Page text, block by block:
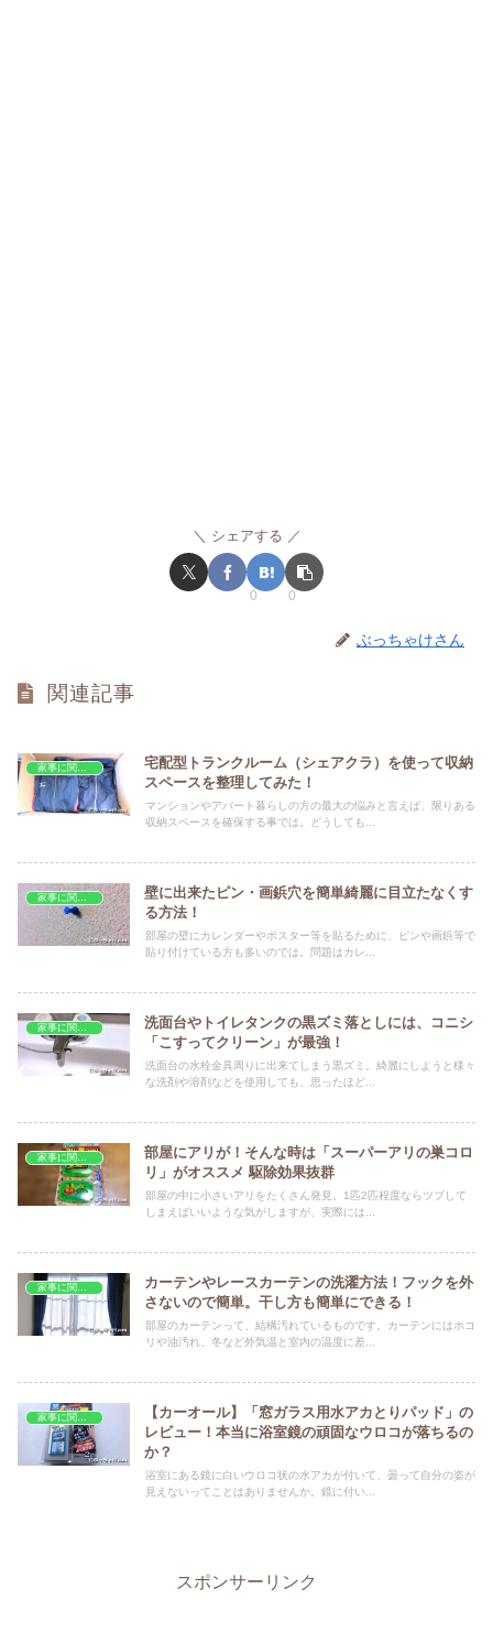
シェアする
0 0
ぶっちゃけさん
関連記事
家事に関する事
宅配型トランクルーム（シェアクラ）を使って収納
スペースを整理してみた！
マンションやアパート暮らしの方の最大の悩みと言えば、限りある
収納スペースを確保する事では。どうしても...
家事に関する事
壁に出来たピン・画鋲穴を簡単綺麗に目立たなくす
る方法！
部屋の壁にカレンダーやポスター等を貼るために、ピンや画鋲等で
貼り付けている方も多いのでは。問題はカレ...
家事に関する事
洗面台やトイレタンクの黒ズミ落としには、コニシ
「こすってクリーン」が最強！
洗面台の水栓金具周りに出来てしまう黒ズミ。綺麗にしようと様々
な洗剤や溶剤などを使用しても、思ったほど...
家事に関する事
部屋にアリが！そんな時は「スーパーアリの巣コロ
リ」がオススメ 駆除効果抜群
部屋の中に小さいアリをたくさん発見。1匹2匹程度ならツブして
しまえばいいような気がしますが、実際には...
カーテンやレースカーテンの洗濯方法！フックを外
さないので簡単。干し方も簡単にできる！
部屋のカーテンって、結構汚れているものです。カーテンにはホコ
リや油汚れ、冬など外気温と室内の温度に差...
【カーオール】「窓ガラス用水アカとりパッド」の
レビュー！本当に浴室鏡の頑固なウロコが落ちるの
か？
浴室にある鏡に白いウロコ状の水アカが付いて、曇って自分の姿が
見えないってことはありませんか。鏡に付い...
スポンサーリンク